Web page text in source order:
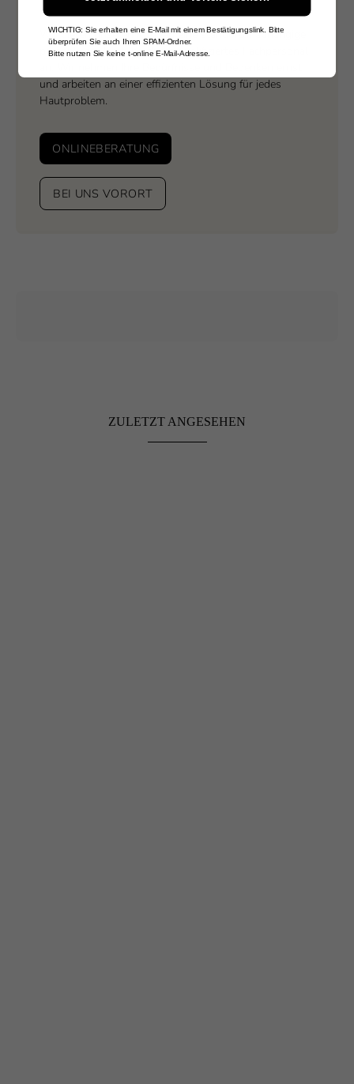
Wir bieten unseren Kunden eine standortunabhängige,
persönliche Beratung durch qualifiziertes Fachpersonal
und arbeiten an einer effizienten Lösung für jedes
Hautproblem.
ONLINEBERATUNG
BEI UNS VORORT
ZULETZT ANGESEHEN
WICHTIG: Sie erhalten eine E-Mail mit einem Bestätigungslink. Bitte
überprüfen Sie auch Ihren SPAM-Ordner.
Bitte nutzen Sie keine t-online E-Mail-Adresse.